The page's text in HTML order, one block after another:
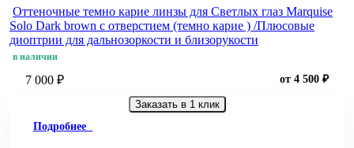
Оттеночные темно карие линзы для Светлых глаз Marquise
Solo Dark brown с отверстием (темно карие ) /Плюсовые
диоптрии для дальнозоркости и близорукости
в наличии
7 000 ₽ от 4 500 ₽
Заказать в 1 клик
Подробнее